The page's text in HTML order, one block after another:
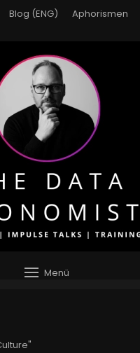
Blog (ENG) Aphorismen
Menü